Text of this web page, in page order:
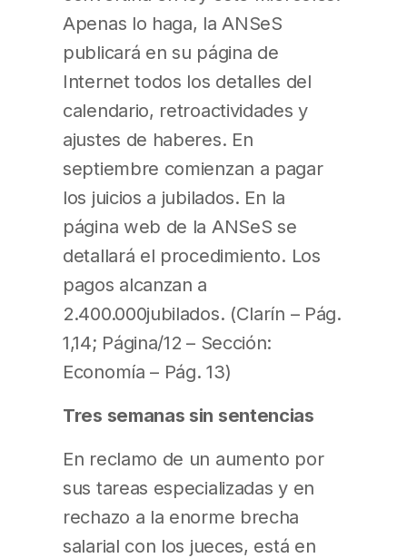
Apenas lo haga, la ANSeS
publicará en su página de
Internet todos los detalles del
calendario, retroactividades y
ajustes de haberes. En
septiembre comienzan a pagar
los juicios a jubilados. En la
página web de la ANSeS se
detallará el procedimiento. Los
pagos alcanzan a
2.400.000jubilados. (Clarín – Pág.
1,14; Página/12 – Sección:
Economía – Pág. 13)
Tres semanas sin sentencias
En reclamo de un aumento por
sus tareas especializadas y en
rechazo a la enorme brecha
salarial con los jueces, está en